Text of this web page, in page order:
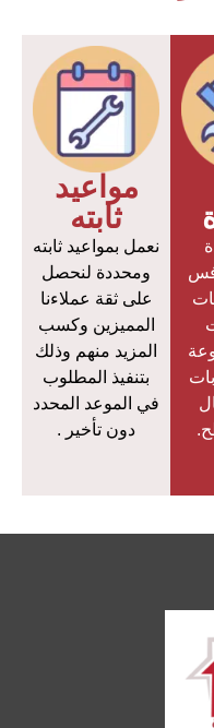
مواعيد
ثابته
نعمل بمواعيد ثابته
ومحددة لنحصل
على ثقة عملاءنا
المميزين وكسب
المزيد منهم وذلك
بتنفيذ المطلوب
في الموعد المحدد
دون تأخير .